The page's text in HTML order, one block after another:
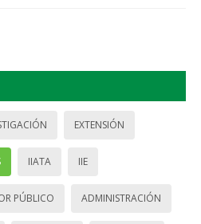
EXTENSIÓN
IIATA IIE
PÚBLICO ADMINISTRACIÓN